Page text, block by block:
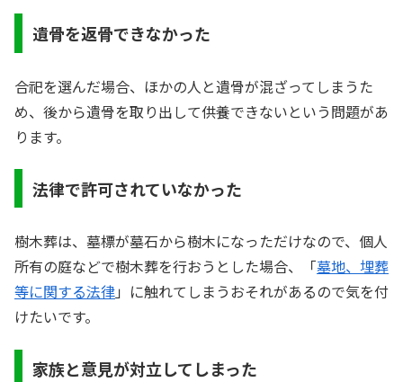
遺骨を返骨できなかった
合祀を選んだ場合、ほかの人と遺骨が混ざってしまうた
め、後から遺骨を取り出して供養できないという問題があ
ります。
法律で許可されていなかった
樹木葬は、墓標が墓石から樹木になっただけなので、個人
所有の庭などで樹木葬を行おうとした場合、「墓地、埋葬
等に関する法律」に触れてしまうおそれがあるので気を付
けたいです。
家族と意見が対立してしまった